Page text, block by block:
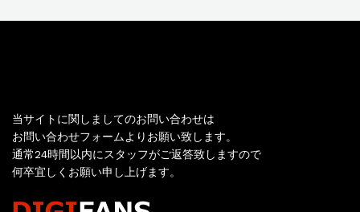
当サイトに関しましてのお問い合わせは
お問い合わせフォームよりお願い致します。
通常24時間以内にスタッフがご返答致しますので
何卒宜しくお願い申し上げます。